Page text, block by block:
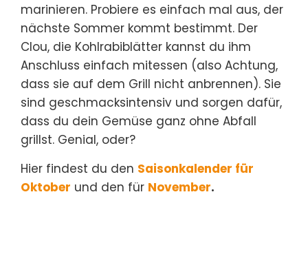
marinieren. Probiere es einfach mal aus, der
nächste Sommer kommt bestimmt. Der
Clou, die Kohlrabiblätter kannst du ihm
Anschluss einfach mitessen (also Achtung,
dass sie auf dem Grill nicht anbrennen). Sie
sind geschmacksintensiv und sorgen dafür,
dass du dein Gemüse ganz ohne Abfall
grillst. Genial, oder?
Hier findest du den Saisonkalender für
Oktober und den für November.